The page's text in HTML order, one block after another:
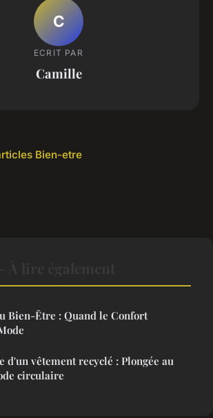
C
ECRIT PAR
Camille
Bien-etre
Bien-Être : Quand le Confort
d'un vêtement recyclé : Plongée au
circulaire